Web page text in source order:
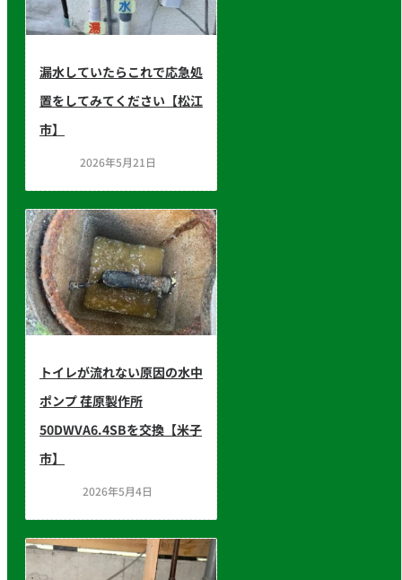
漏水していたらこれで応急処
置をしてみてください【松江
市】
2026年5月21日
トイレが流れない原因の水中
ポンプ 荏原製作所
50DWVA6.4SBを交換【米子
市】
2026年5月4日